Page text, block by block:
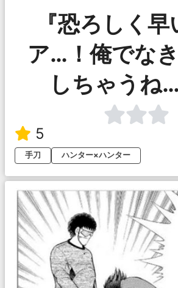
『恐ろしく
ア…！俺でな
しちゃうね…
5
手刀
ハンター×ハンター